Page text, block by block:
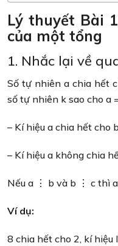
Lý thuyết Bài
của một tổng
1. Nhắc lại về
Số tự nhiên a chia hết
số tự nhiên k sao cho a
– Kí hiệu a chia hết cho
– Kí hiệu a không chia
Nếu a ⋮ b và b ⋮ c thì
Ví dụ:
8 chia hết cho 2, kí hiệu